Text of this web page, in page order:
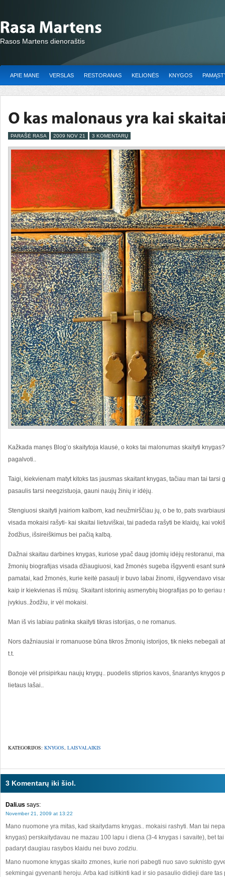
Rasos Martens dienoraštis
APIE MANE VERSLAS RESTORANAS KELIONĖS KNYGOS
PARAŠĖ RASA 2009 NOV 21 3 KOMENTARŲ
Kažkada manęs Blog’o skaitytoja klausė, o koks tai malonumas skaityti
pagalvoti..
Taigi, kiekvienam matyt kitoks tas jausmas skaitant knygas, tačiau man tai tarsi
pasaulis tarsi neegzistuoja, gauni naujų žinių ir idėjų.
Stengiuosi skaityti įvairiom kalbom, kad neužmirščiau jų, o be to, pats
visada mokaisi rašyti- kai skaitai lietuviškai, tai padeda rašyti be klaidų, kai
žodžius, išsireiškimus bei pačią kalbą.
Dažnai skaitau darbines knygas, kuriose ypač daug įdomių idėjų restoranui,
žmonių biografijas visada džiaugiuosi, kad žmonės sugeba išgyventi esant
pamatai, kad žmonės, kurie keitė pasaulį ir buvo labai žinomi, išgyvendavo
kaip ir kiekvienas iš mūsų. Skaitant istorinių asmenybių biografijas po to
įvykius..žodžiu, ir vėl mokaisi.
Man iš vis labiau patinka skaityti tikras istorijas, o ne romanus.
Nors dažniausiai ir romanuose būna tikros žmonių istorijos, tik nieks nebegali
t.t.
Bonoje vėl prisipirkau naujų knygų.. puodelis stiprios kavos, šnarantys knygos
lietaus lašai..
KATEGORIJOS: KNYGOS, LAISVALAIKIS
3 Komentarų iki šiol.
Dali.us says:
November 21, 2009 at 13:22
Mano nuomone yra mitas, kad skaitydams knygas.. mokaisi rashyti. Man tai
knygas) perskaitydavau ne mazau 100 lapu i diena (3-4 knygas i savaite), bet
padaryt daugiau rasybos klaidu nei buvo zodziu.
Mano nuomone knygas skaito zmones, kurie nori pabegti nuo savo suknisto
sekmingai gyvenanti heroju. Arba kad isitikinti kad ir sio pasaulio didieji dare tas